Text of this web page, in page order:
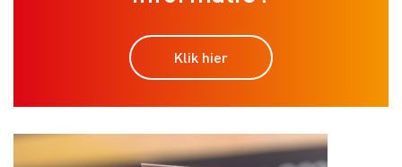
Klik hier